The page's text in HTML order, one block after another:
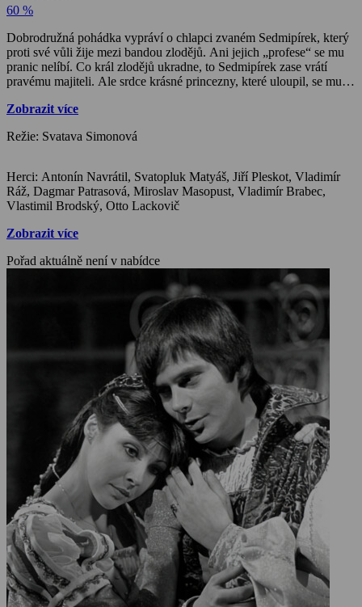
60 %
Dobrodružná pohádka vypráví o chlapci zvaném Sedmipírek, který
proti své vůli žije mezi bandou zlodějů. Ani jejich „profese“ se mu
pranic nelíbí. Co král zlodějů ukradne, to Sedmipírek zase vrátí
pravému majiteli. Ale srdce krásné princezny, které uloupil, se mu
kousky se mu podaří předvést panu králi To už se dozvíte v dnešní
pomůže nalézt cestu domů i k sobě samému.
Zobrazit více
Režie: Svatava Simonová
Herci: Antonín Navrátil, Svatopluk Matyáš, Jiří Pleskot, Vladimír
Ráž, Dagmar Patrasová, Miroslav Masopust, Vladimír Brabec,
Vlastimil Brodský, Otto Lackovič
Zobrazit více
Pořad aktuálně není v nabídce